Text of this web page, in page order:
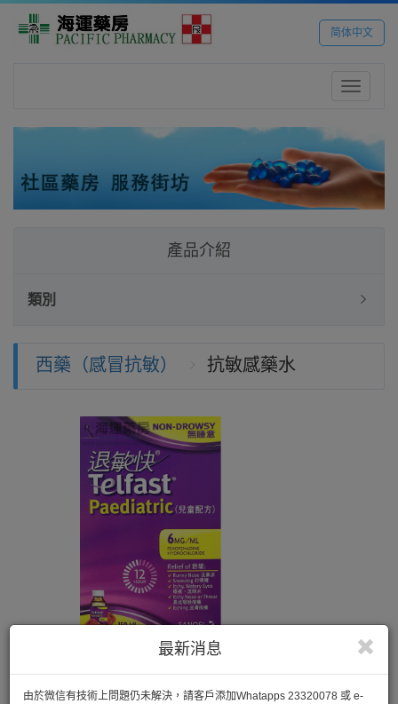
简体中文
Toggle
最新消息
由於微信有技術上問題仍未解決，請客戶添加Whatapps 23320078 或 e-
產品介紹
類別
西藥（感冒抗敏） 抗敏感藥水